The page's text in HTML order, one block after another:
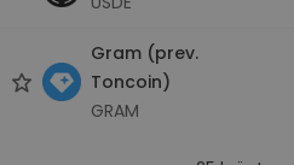
Gram (prev.
Toncoin)
GRAM